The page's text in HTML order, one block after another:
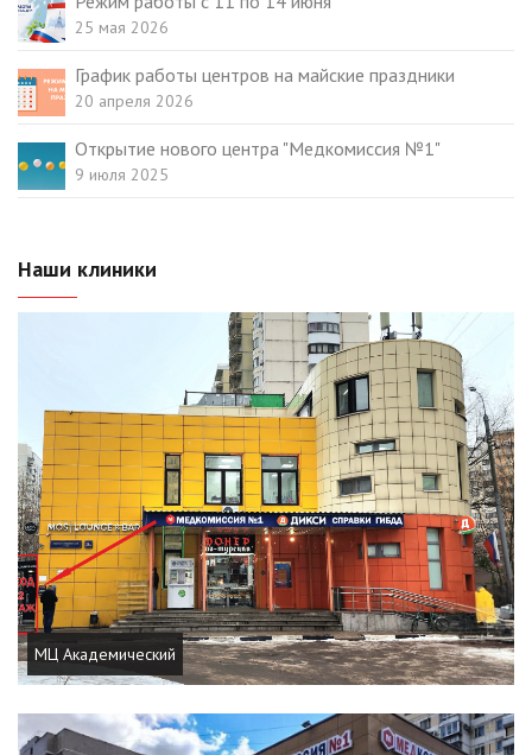
25 мая 2026
График работы центров на майские праздники
20 апреля 2026
Открытие нового центра "Медкомиссия №1"
9 июля 2025
Наши клиники
МЦ Академический